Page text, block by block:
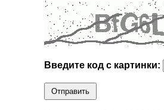
Введите код с картинки:
Отправить